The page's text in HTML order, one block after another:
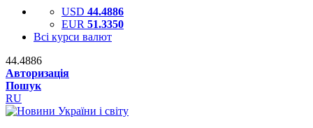
USD 44.4886
EUR 51.3350
Всі курси валют
44.4886
Авторизація
Пошук
RU